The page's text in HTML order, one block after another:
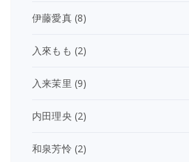
伊藤愛真(8)
入來もも (2)
入来茉里 (9)
内田理央 (2)
和泉芳怜 (2)